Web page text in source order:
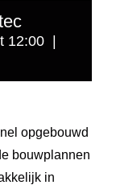
12:00 |
opgebouwd
bouwplannen
in